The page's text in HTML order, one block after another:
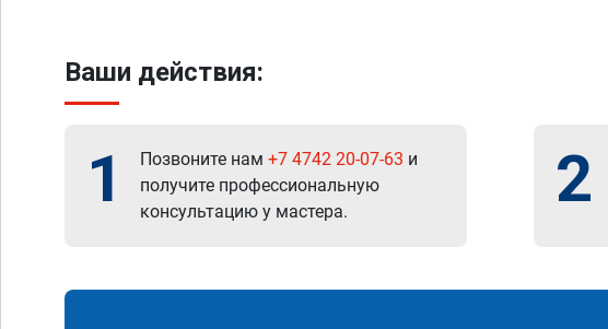
Ваши действия:
1 Позвоните нам +7 4742 20-07-63 и
получите профессиональную
консультацию у мастера.
2